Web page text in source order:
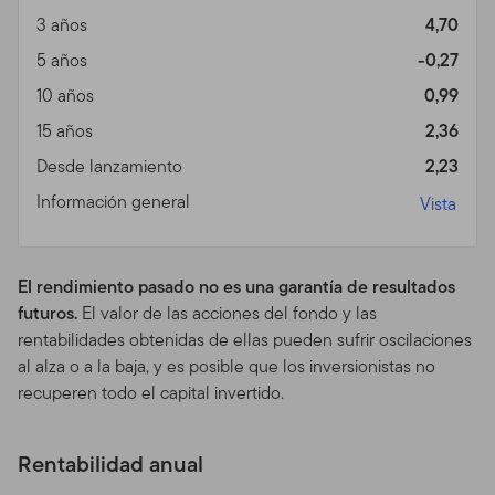
3 años
4,70
5 años
-0,27
10 años
0,99
15 años
2,36
Desde lanzamiento
2,23
Información general
Vista
El rendimiento pasado no es una garantía de resultados
futuros. El valor de las acciones del fondo y las
rentabilidades obtenidas de ellas pueden sufrir oscilaciones
al alza o a la baja, y es posible que los inversionistas no
recuperen todo el capital invertido.
Rentabilidad anual
Resources, Inc. [NYSE: BEN] es una organización global
de inversiones operando como Franklin Templeton
Templeton Investments provee servicios de inversión,
de accionista y de distribución tanto globales como en
Estados Unidos a los Fondos Franklin, Templeton y
igual que servicios de cuentas internacionales
Información para ciertos
corredores calificados,
asesores profesionales e
Este sitio está dirigido a ciertos sub distribuidores